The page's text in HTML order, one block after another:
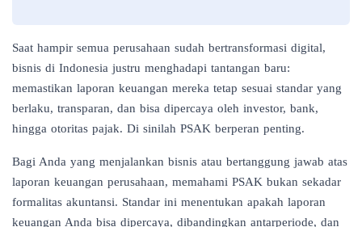
Saat hampir semua perusahaan sudah bertransformasi digital,
bisnis di Indonesia justru menghadapi tantangan baru:
memastikan laporan keuangan mereka tetap sesuai standar yang
berlaku, transparan, dan bisa dipercaya oleh investor, bank,
hingga otoritas pajak. Di sinilah PSAK berperan penting.
Bagi Anda yang menjalankan bisnis atau bertanggung jawab atas
laporan keuangan perusahaan, memahami PSAK bukan sekadar
formalitas akuntansi. Standar ini menentukan apakah laporan
keuangan Anda bisa dipercaya, dibandingkan antarperiode, dan